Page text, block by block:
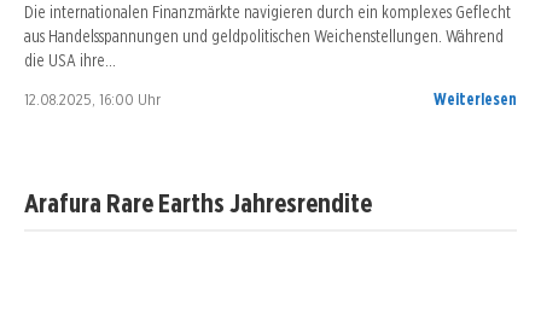
Die internationalen Finanzmärkte navigieren durch ein komplexes Geflecht
aus Handelsspannungen und geldpolitischen Weichenstellungen. Während
die USA ihre…
12.08.2025, 16:00 Uhr Weiterlesen
Arafura Rare Earths Jahresrendite